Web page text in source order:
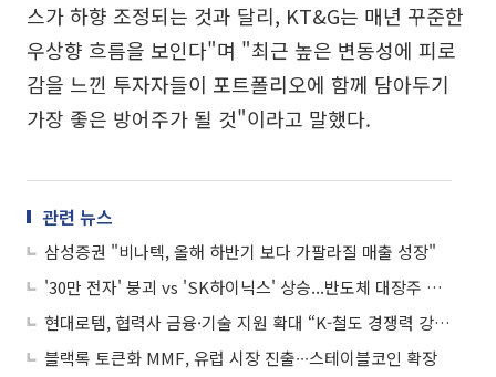
스가 하향 조정되는 것과 달리, KT&G는 매년 꾸준한
우상향 흐름을 보인다"며 "최근 높은 변동성에 피로
감을 느낀 투자자들이 포트폴리오에 함께 담아두기
가장 좋은 방어주가 될 것"이라고 말했다.
관련 뉴스
삼성증권 "비나텍, 올해 하반기 보다 가팔라질 매출 성장"
'30만 전자' 붕괴 vs 'SK하이닉스' 상승...반도체 대장주 희비 갈렸다
현대로템, 협력사 금융·기술 지원 확대 “K-철도 경쟁력 강화”
블랙록 토큰화 MMF, 유럽 시장 진출∙∙∙스테이블코인 확장